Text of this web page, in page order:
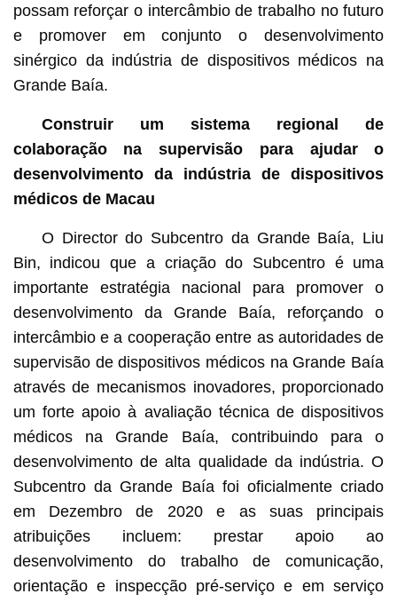
possam reforçar o intercâmbio de trabalho no futuro
e promover em conjunto o desenvolvimento
sinérgico da indústria de dispositivos médicos na
Grande Baía.
Construir um sistema regional de
colaboração na supervisão para ajudar o
desenvolvimento da indústria de dispositivos
médicos de Macau
O Director do Subcentro da Grande Baía, Liu
Bin, indicou que a criação do Subcentro é uma
importante estratégia nacional para promover o
desenvolvimento da Grande Baía, reforçando o
intercâmbio e a cooperação entre as autoridades de
supervisão de dispositivos médicos na Grande Baía
através de mecanismos inovadores, proporcionado
um forte apoio à avaliação técnica de dispositivos
médicos na Grande Baía, contribuindo para o
desenvolvimento de alta qualidade da indústria. O
Subcentro da Grande Baía foi oficialmente criado
em Dezembro de 2020 e as suas principais
atribuições incluem: prestar apoio ao
desenvolvimento do trabalho de comunicação,
orientação e inspecção pré-serviço e em serviço